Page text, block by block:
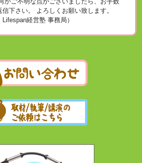
下さい。 よろしくお願い致します。
経営塾 事務局）